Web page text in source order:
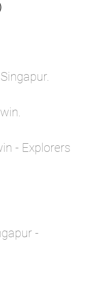
- Explorers
-